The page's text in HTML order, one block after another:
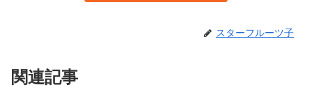
スターフルーツ子
関連記事